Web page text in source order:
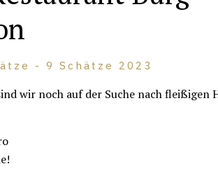
- 9 Schätze 2023
wir noch auf der Suche nach fleißigen